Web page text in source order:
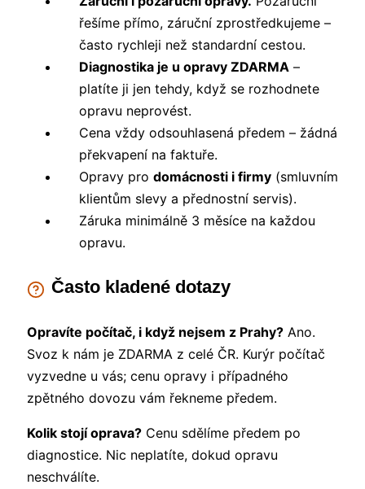
řešíme přímo, záruční zprostředkujeme –
často rychleji než standardní cestou.
Diagnostika je u opravy ZDARMA –
platíte ji jen tehdy, když se rozhodnete
opravu neprovést.
Cena vždy odsouhlasená předem – žádná
překvapení na faktuře.
Opravy pro domácnosti i firmy (smluvním
klientům slevy a přednostní servis).
Záruka minimálně 3 měsíce na každou
opravu.
Často kladené dotazy
Opravíte počítač, i když nejsem z Prahy? Ano.
Svoz k nám je ZDARMA z celé ČR. Kurýr počítač
vyzvedne u vás; cenu opravy i případného
zpětného dovozu vám řekneme předem.
Kolik stojí oprava? Cenu sdělíme předem po
diagnostice. Nic neplatíte, dokud opravu
neschválíte.